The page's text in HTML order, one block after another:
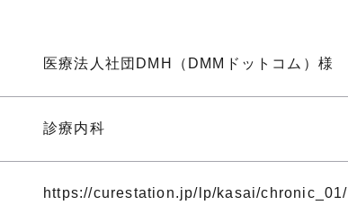
医療法人社団DMH（DMMドットコム）様
診療内科
https://curestation.jp/lp/kasai/chronic_01/